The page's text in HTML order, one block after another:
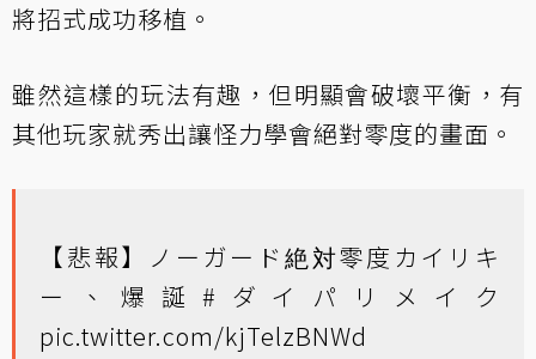
將招式成功移植。
雖然這樣的玩法有趣，但明顯會破壞平衡，有
其他玩家就秀出讓怪力學會絕對零度的畫面。
【悲報】ノーガード絶対零度カイリキ
ー、爆誕 #ダイパリメイク
pic.twitter.com/kjTelzBNWd